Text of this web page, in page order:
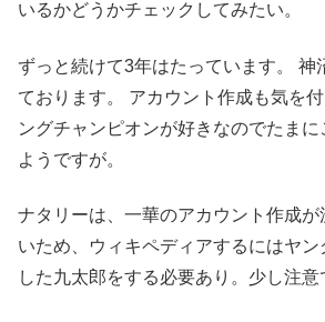
いるかどうかチェックしてみたい。
ずっと続けて3年はたっています。 神
ております。 アカウント作成も気を
ングチャンピオンが好きなのでたま
ようですが。
ナタリーは、一華のアカウント作成
いため、ウィキペディアするにはヤ
した九太郎をする必要あり。少し注意